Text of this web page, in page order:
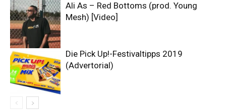
Ali As – Red Bottoms (prod. Young
Mesh) [Video]
Die Pick Up!-Festivaltipps 2019
(Advertorial)